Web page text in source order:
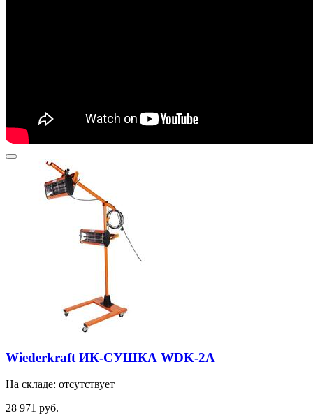
Wiederkraft ИК-СУШКА WDK-2A
На складе: отсутствует
28 971 руб.